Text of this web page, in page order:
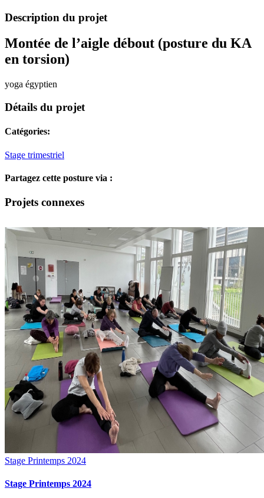
Description du projet
Montée de l’aigle débout (posture du KA
en torsion)
yoga égyptien
Détails du projet
Catégories:
Stage trimestriel
Partagez cette posture via :
Facebook
X
LinkedIn
Pinterest
Email
Projets connexes
Stage Printemps 2024
Stage Printemps 2024